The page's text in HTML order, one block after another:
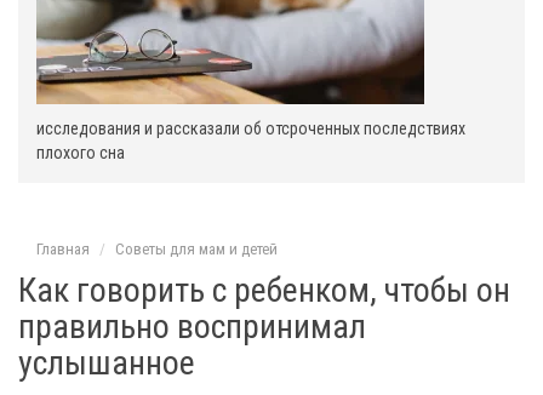
исследования и рассказали об отсроченных последствиях
плохого сна
Главная Советы для мам и детей
Как говорить с ребенком, чтобы он
правильно воспринимал
услышанное